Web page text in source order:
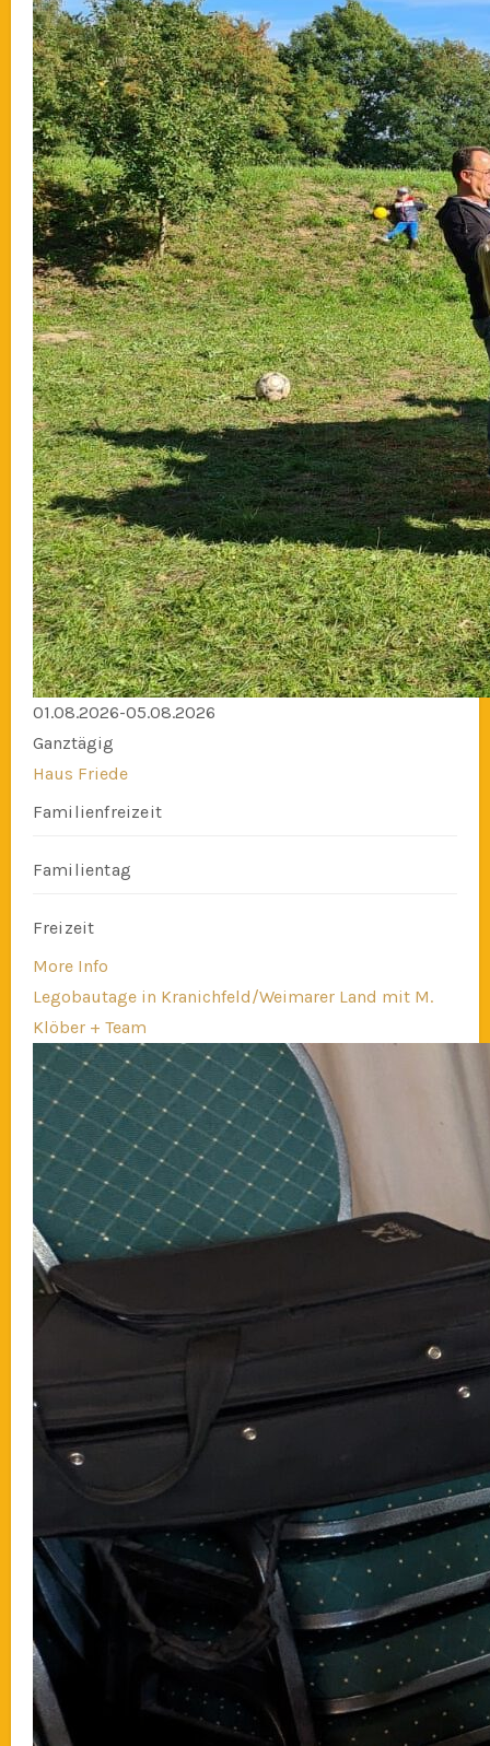
01.08.2026-05.08.2026
Ganztägig
Haus Friede
Familienfreizeit
Familientag
Freizeit
More Info
Legobautage in Kranichfeld/Weimarer Land mit M.
Klöber + Team